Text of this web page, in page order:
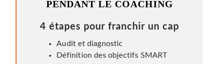
PENDANT LE COACHING
4 étapes pour franchir un cap
Audit et diagnostic
Définition des objectifs SMART